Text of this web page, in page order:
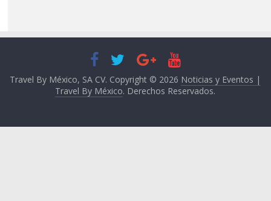
Travel By México, SA CV. Copyright © 2026 Noticias y Eventos |
Travel By México. Derechos Reservados.